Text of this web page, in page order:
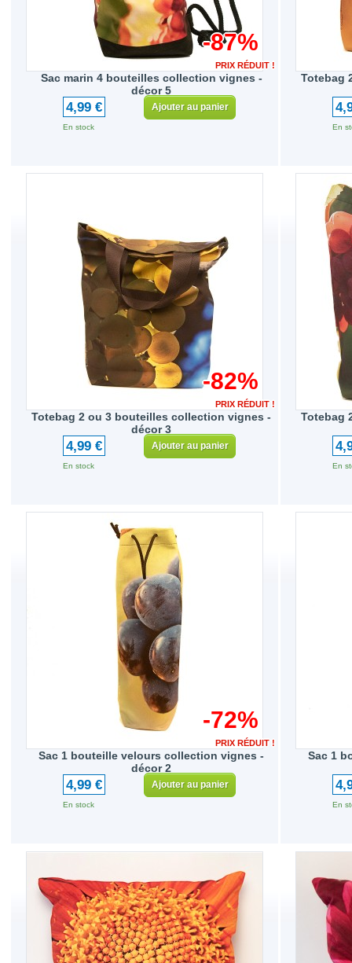
Sac marin 4 bouteilles collection vignes -
décor 5
PRIX RÉDUIT !
-87%
4,99 €
En stock
Ajouter au panier
Totebag
En
Totebag 2 ou 3 bouteilles collection vignes -
décor 3
PRIX RÉDUIT !
-82%
4,99 €
En stock
Ajouter au panier
Totebag
En
Sac 1 bouteille velours collection vignes -
décor 2
PRIX RÉDUIT !
-72%
4,99 €
En stock
Ajouter au panier
Sac 1
En